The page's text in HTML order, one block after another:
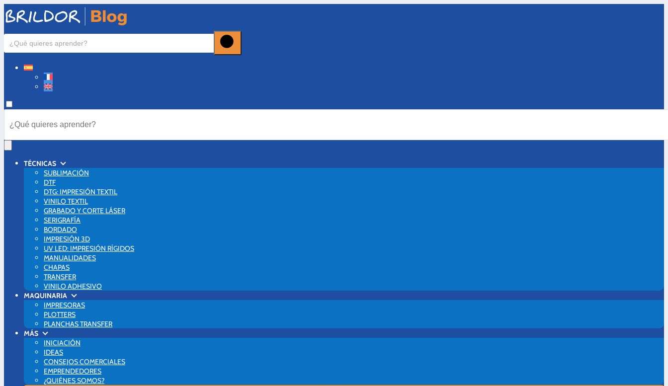
TÉCNICAS
SUBLIMACIÓN
DTF
DTG: IMPRESIÓN TEXTIL
VINILO TEXTIL
GRABADO Y CORTE LÁSER
SERIGRAFÍA
BORDADO
IMPRESIÓN 3D
UV LED: IMPRESIÓN RÍGIDOS
MANUALIDADES
CHAPAS
TRANSFER
VINILO ADHESIVO
MAQUINARIA
IMPRESORAS
PLOTTERS
PLANCHAS TRANSFER
MÁS
INICIACIÓN
IDEAS
CONSEJOS COMERCIALES
EMPRENDEDORES
¿QUIÉNES SOMOS?